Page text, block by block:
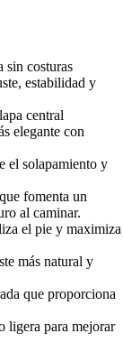
sin costuras
estabilidad y
central
elegante con
el solapamiento y
fomenta un
al caminar.
el pie y maximiza
más natural y
que proporciona
ligera para mejorar